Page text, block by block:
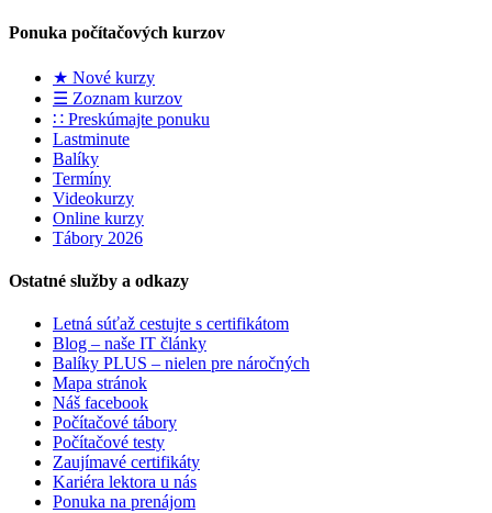
Ponuka počítačových kurzov
★ Nové kurzy
☰ Zoznam kurzov
∷ Preskúmajte ponuku
Lastminute
Balíky
Termíny
Videokurzy
Online kurzy
Tábory 2026
Ostatné služby a odkazy
Letná súťaž cestujte s certifikátom
Blog – naše IT články
Balíky PLUS – nielen pre náročných
Mapa stránok
Náš facebook
Počítačové tábory
Počítačové testy
Zaujímavé certifikáty
Kariéra lektora u nás
Ponuka na prenájom